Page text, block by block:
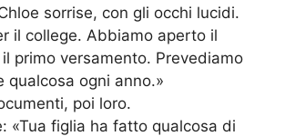
sorrise, con gli occhi lucidi.
il college. Abbiamo aperto il
primo versamento. Prevediamo
qualcosa ogni anno.»
poi loro.
«Tua figlia ha fatto qualcosa di